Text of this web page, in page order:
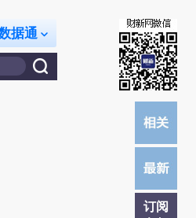
据通
订阅